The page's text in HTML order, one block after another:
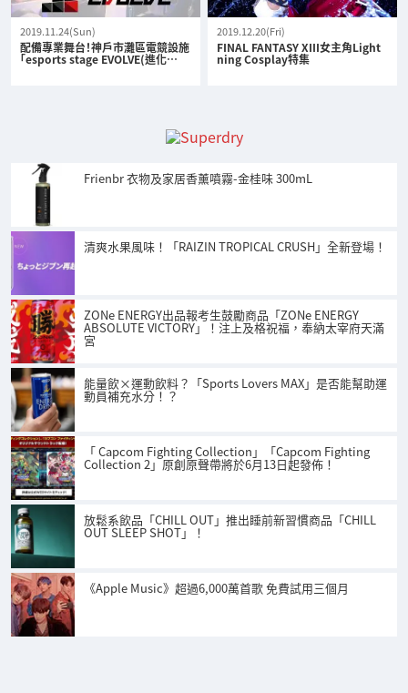
2019.11.24(Sun)
配備專業舞台！神戶市灘區電競設施
「esports stage EVOLVE(進化…
2019.12.20(Fri)
FINAL FANTASY XIII女主角Light
ning Cosplay特集
Frienbr 衣物及家居香薰噴霧-金桂味 300mL
清爽水果風味！「RAIZIN TROPICAL CRUSH」全新登場！
ZONe ENERGY出品報考生鼓勵商品「ZONe ENERGY
ABSOLUTE VICTORY」！注上及格祝福，奉納太宰府天滿
宮
能量飲×運動飲料？「Sports Lovers MAX」是否能幫助運
動員補充水分！？
「 Capcom Fighting Collection」「Capcom Fighting
Collection 2」原創原聲帶將於6月13日起發佈！
放鬆系飲品「CHILL OUT」推出睡前新習慣商品「CHILL
OUT SLEEP SHOT」！
《Apple Music》超過6,000萬首歌 免費試用三個月